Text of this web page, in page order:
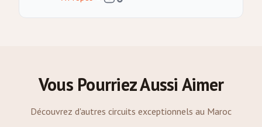
Vous Pourriez Aussi Aimer
Découvrez d'autres circuits exceptionnels au Maroc